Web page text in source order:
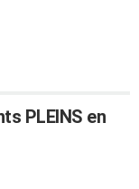
PLEINS en